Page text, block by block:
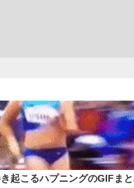
起こるハプニングのGIFま